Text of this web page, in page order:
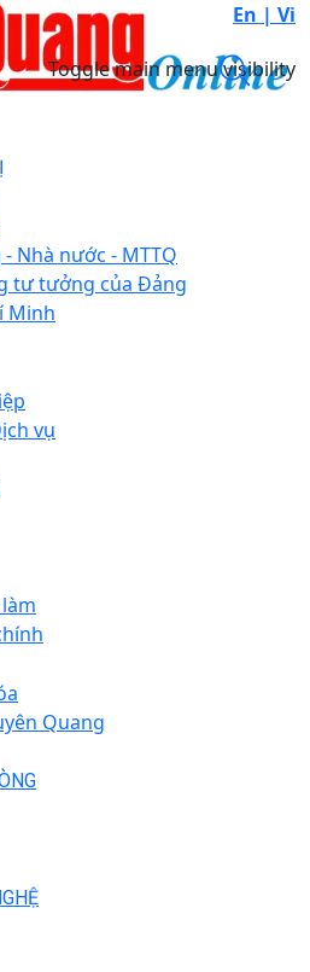
En | Vi
Toggle main menu visibility
Nhà nước - MTTQ
tư tưởng của Đảng
Minh
vụ
Quang